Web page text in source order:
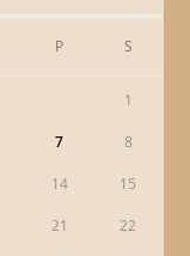
P S
1
7 8
14 15
21 22